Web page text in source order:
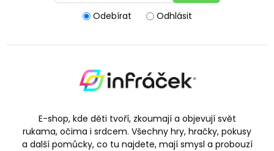
Odebírat Odhlásit
E-shop, kde děti tvoří, zkoumají a objevují svět
rukama, očima i srdcem. Všechny hry, hračky, pokusy
a další pomůcky, co tu najdete, mají smysl a probouzí